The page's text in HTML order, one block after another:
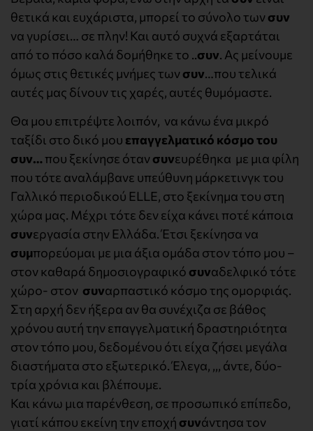
θετικά και ευχάριστα, μπορεί το σύνολο τωνσυν
να γυρίσει… σε πλην! Και αυτό συχνά εξαρτάται
από το πόσο καλά δομήθηκε το ..συν. Ας μείνουμε
όμως στις θετικές μνήμες τωνσυν…που τελικά
αυτές μας δίνουν τις χαρές, αυτές θυμόμαστε.
Θα μου επιτρέψτε λοιπόν, να κάνω ένα μικρό
ταξίδι στο δικό μου επαγγελματικό κόσμο του
συν…που ξεκίνησε ότανσυνευρέθηκα με μια φίλη
που τότε αναλάμβανε υπεύθυνη μάρκετινγκ του
Γαλλικό περιοδικού ELLE, στο ξεκίνημα του στη
χώρα μας. Μέχρι τότε δεν είχα κάνει ποτέ κάποια
συνεργασία στην Ελλάδα. Έτσι ξεκίνησα να
συμπορεύομαι με μια άξια ομάδα στον τόπο μου –
στον καθαρά δημοσιογραφικό συναδελφικό τότε
χώρο- στον συναρπαστικό κόσμο της ομορφιάς.
Στη αρχή δεν ήξερα αν θα συνέχιζα σε βάθος
χρόνου αυτή την επαγγελματική δραστηριότητα
στον τόπο μου, δεδομένου ότι είχα ζήσει μεγάλα
διαστήματα στο εξωτερικό. Έλεγα, ,,, άντε, δύο-
τρία χρόνια και βλέπουμε.
Και κάνω μια παρένθεση, σε προσωπικό επίπεδο,
γιατί κάπου εκείνη την εποχή συνάντησα τον